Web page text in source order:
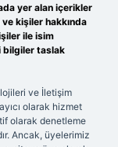
yer alan içerikler
kişiler hakkında
ile isim
bilgiler taslak
ve İletişim
olarak hizmet
olarak denetleme
Ancak, üyelerimiz